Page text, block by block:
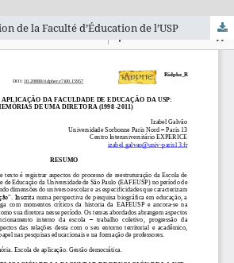
de la Faculté d’Éducation de l’USP